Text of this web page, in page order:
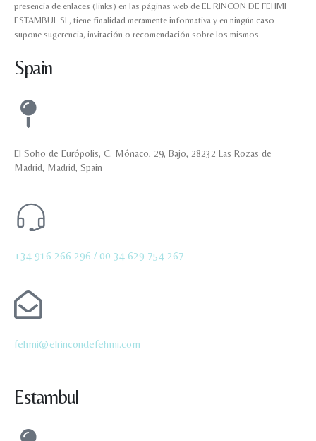
presencia de enlaces (links) en las páginas web de EL RINCON DE FEHMI
ESTAMBUL SL, tiene finalidad meramente informativa y en ningún caso
supone sugerencia, invitación o recomendación sobre los mismos.
Spain
El Soho de Európolis, C. Mónaco, 29, Bajo, 28232 Las Rozas de
Madrid, Madrid, Spain
+34 916 266 296 / 00 34 629 754 267
fehmi@elrincondefehmi.com
Estambul